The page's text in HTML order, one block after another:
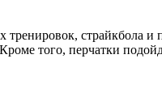
страйкбола и
того, перчатки